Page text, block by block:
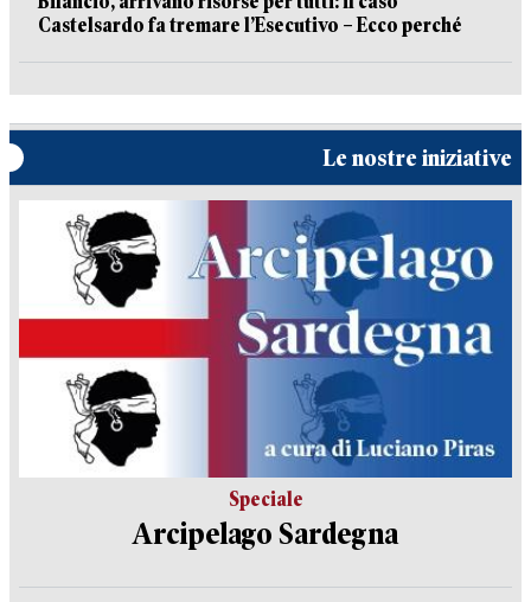
Castelsardo fa tremare l’Esecutivo – Ecco perché
Le nostre iniziative
Speciale
Arcipelago Sardegna